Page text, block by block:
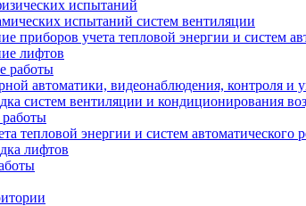
испытаний
испытаний систем вентиляции
приборов учета тепловой энергии и систем
лифтов
работы
автоматики, видеонаблюдения, контроля и
систем вентиляции и кондиционирования
тепловой энергии и систем автоматического
лифтов